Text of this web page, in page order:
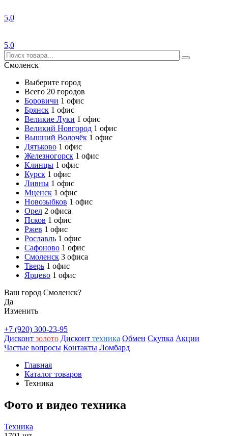
5,0
5,0
Смоленск
Выберите город
Всего 20 городов
Боровичи 1 офис
Брянск 1 офис
Великие Луки 1 офис
Великий Новгород 1 офис
Вышний Волочёк 1 офис
Дятьково 1 офис
Железногорск 1 офис
Клинцы 1 офис
Курск 1 офис
Ливны 1 офис
Мценск 1 офис
Новозыбков 1 офис
Орел 2 офиса
Псков 1 офис
Ржев 1 офис
Рославль 1 офис
Сафоново 1 офис
Смоленск 3 офиса
Тверь 1 офис
Ярцево 1 офис
Ваш город Смоленск?
Да
Изменить
+7 (920) 300-23-95
Дисконт золото Дисконт техника Обмен Скупка Акции
Частые вопросы Контакты Ломбард
Главная
Каталог товаров
Техника
Фото и видео техника
Техника